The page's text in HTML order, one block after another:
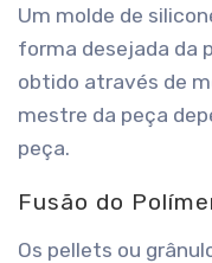
Um molde de
forma desejada da
obtido através de
mestre da peça
peça.
Fusão do
Os pellets ou